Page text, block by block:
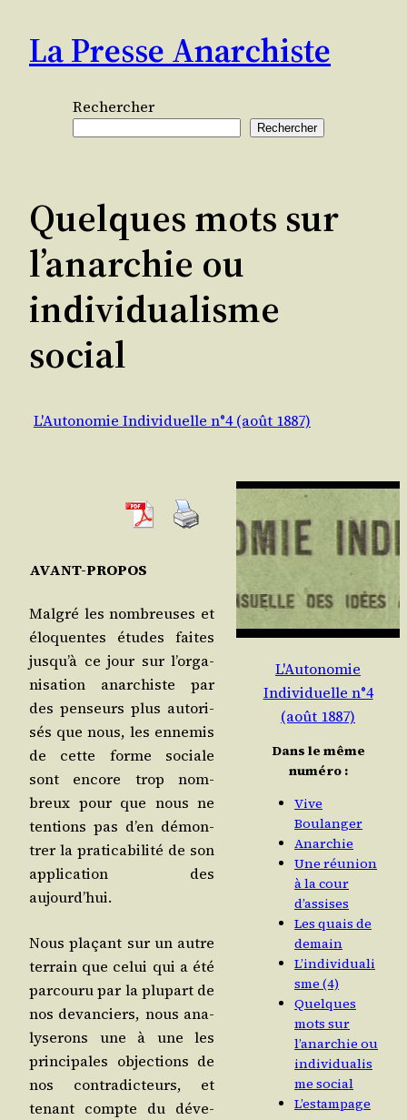
contenu
La Presse Anarchiste
Rechercher
Rechercher
Quelques mots sur
l’anarchie ou
individualisme
social
L'Autonomie Individuelle n°4 (août 1887)
AVANT-PROPOS
Mal­gré les nom­breuses et
élo­quentes études faites
jus­qu’à ce jour sur l’or­ga­
ni­sa­tion anar­chiste par
des pen­seurs plus auto­ri­
sés que nous, les enne­mis
de cette forme sociale
sont encore trop nom­
breux pour que nous ne
ten­tions pas d’en démon­
trer la pra­ti­ca­bi­li­té de son
appli­ca­tion des
aujourd’hui.
Nous pla­çant sur un autre
ter­rain que celui qui a été
par­cou­ru par la plu­part de
nos devan­ciers, nous ana­
ly­se­rons une à une les
prin­ci­pales objec­tions de
nos contra­dic­teurs, et
tenant compte du déve­
L'Autonomie
Individuelle n°4
(août 1887)
Dans le même
numéro :
Vive
Boulanger
Anarchie
Une réunion
à la cour
d’assises
Les quais de
demain
L’individuali
sme (4)
Quelques
mots sur
l’anarchie ou
individualis
me social
L’estampage